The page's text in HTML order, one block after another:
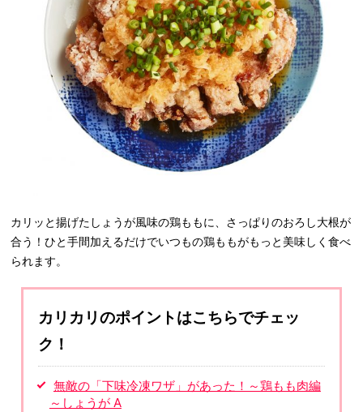
カリッと揚げたしょうが風味の鶏ももに、さっぱりのおろし大根が
合う！ひと手間加えるだけでいつもの鶏ももがもっと美味しく食べ
られます。
カリカリのポイントはこちらでチェッ
ク！
無敵の「下味冷凍ワザ」があった！～鶏もも肉編
～しょうが A